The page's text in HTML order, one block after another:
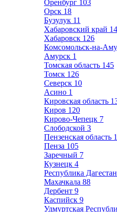
Оренбург 103
Орск 18
Бузулук 11
Хабаровский край
Хабаровск 126
Комсомольск-на-
Амурск 1
Томская область 145
Томск 126
Северск 10
Асино 1
Кировская область
Киров 120
Кирово-Чепецк 7
Слободской 3
Пензенская область
Пенза 105
Заречный 7
Кузнецк 4
Республика Дагестан
Махачкала 88
Дербент 9
Каспийск 9
Удмуртская